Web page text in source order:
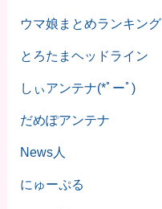
ウマ娘まとめランキング
とろたまヘッドライン
しぃアンテナ(*ﾟーﾟ)
だめぽアンテナ
News人
にゅーぷる